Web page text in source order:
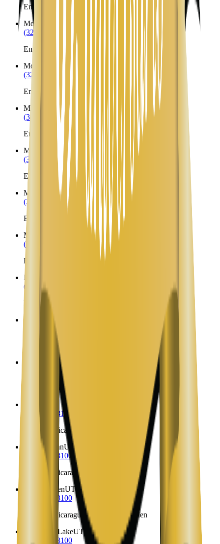
Envíos a Nicaragua desde Monroe
Monument Valley
(323) 953-8100
Envíos a Nicaragua desde Monument Valley
Morgan
(323) 953-8100
Envíos a Nicaragua desde Morgan
Moroni
UT
(323) 953-8100
Envíos a Nicaragua desde Moroni
Mount Pleasant
UT
(323) 953-8100
Envíos a Nicaragua desde Mount Pleasant
Mountain Home
(323) 953-8100
Envíos a Nicaragua desde Mountain Home
Murray
(323) 953-8100
Envíos a Nicaragua desde Murray
Myton
(323) 953-8100
Envíos a Nicaragua desde Myton
(323) 953-8100
Envíos a Nicaragua desde Nephi
New Harmony
(323) 953-8100
Envíos a Nicaragua desde New Harmony
(323) 953-8100
Envíos a Nicaragua desde Newton
North LoganUT
(323) 953-8100
Envíos a Nicaragua desde North Logan
North OgdenUT
(323) 953-8100
Envíos a Nicaragua desde North Ogden
North Salt LakeUT
(323) 953-8100